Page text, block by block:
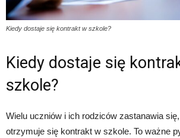
Kiedy dostaje się kontrakt w szkole?
Kiedy dostaje się
szkole?
Wielu uczniów i ich rodziców zastanawia się,
otrzymuje się kontrakt w szkole. To ważne